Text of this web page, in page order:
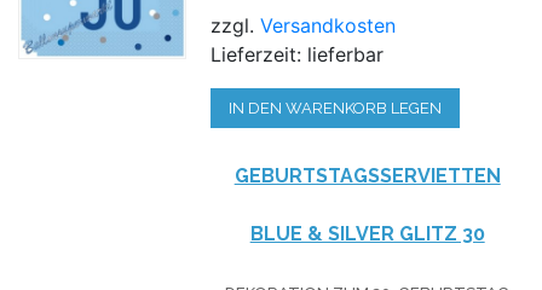
zzgl.Versandkosten
Lieferzeit: lieferbar
IN DEN WARENKORB LEGEN
GEBURTSTAGSSERVIETTEN
BLUE & SILVER GLITZ 30